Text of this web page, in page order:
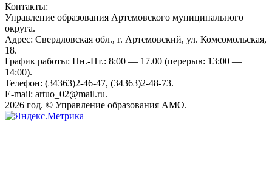
Контакты:
Управление образования Артемовского муниципального
округа.
Адрес: Свердловская обл., г. Артемовский, ул. Комсомольская,
18.
График работы: Пн.-Пт.: 8:00 — 17.00 (перерыв: 13:00 —
14:00).
Телефон: (34363)2-46-47, (34363)2-48-73.
E-mail: artuo_02@mail.ru.
2026 год. © Управление образования АМО.